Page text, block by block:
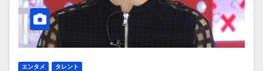
エンタメ タレント